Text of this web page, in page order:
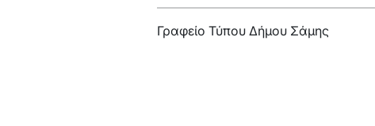
Γραφείο Τύπου Δήμου Σάμης